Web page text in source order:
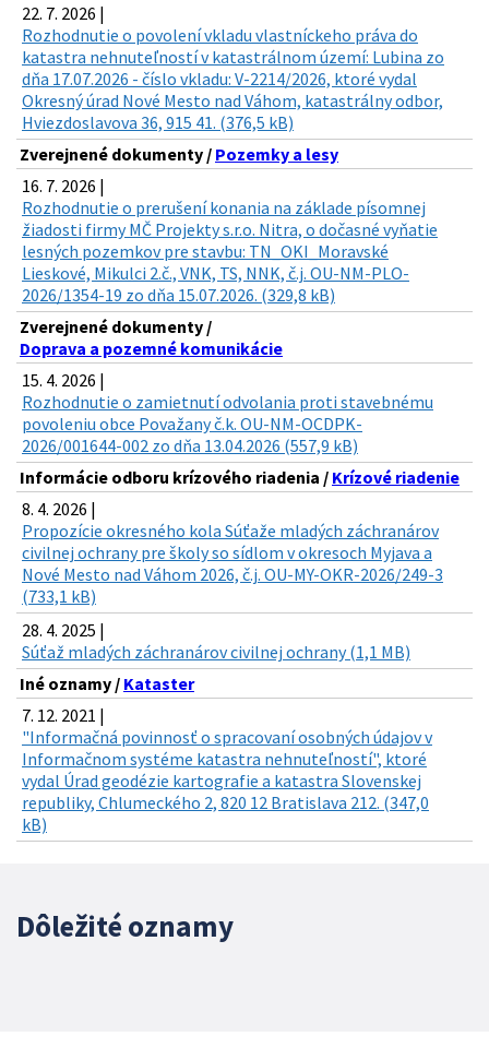
22. 7. 2026 |
Rozhodnutie o povolení vkladu vlastníckeho práva do
katastra nehnuteľností v katastrálnom území: Lubina zo
dňa 17.07.2026 - číslo vkladu: V-2214/2026, ktoré vydal
Okresný úrad Nové Mesto nad Váhom, katastrálny odbor,
Hviezdoslavova 36, 915 41. (376,5 kB)
Zverejnené dokumenty / Pozemky a lesy
16. 7. 2026 |
Rozhodnutie o prerušení konania na základe písomnej
žiadosti firmy MČ Projekty s.r.o. Nitra, o dočasné vyňatie
lesných pozemkov pre stavbu: TN_OKI_Moravské
Lieskové, Mikulci 2.č., VNK, TS, NNK, č.j. OU-NM-PLO-
2026/1354-19 zo dňa 15.07.2026. (329,8 kB)
Zverejnené dokumenty /
Doprava a pozemné komunikácie
15. 4. 2026 |
Rozhodnutie o zamietnutí odvolania proti stavebnému
povoleniu obce Považany č.k. OU-NM-OCDPK-
2026/001644-002 zo dňa 13.04.2026 (557,9 kB)
Informácie odboru krízového riadenia / Krízové riadenie
8. 4. 2026 |
Propozície okresného kola Súťaže mladých záchranárov
civilnej ochrany pre školy so sídlom v okresoch Myjava a
Nové Mesto nad Váhom 2026, č.j. OU-MY-OKR-2026/249-3
(733,1 kB)
28. 4. 2025 |
Súťaž mladých záchranárov civilnej ochrany (1,1 MB)
Iné oznamy / Kataster
7. 12. 2021 |
"Informačná povinnosť o spracovaní osobných údajov v
Informačnom systéme katastra nehnuteľností", ktoré
vydal Úrad geodézie kartografie a katastra Slovenskej
republiky, Chlumeckého 2, 820 12 Bratislava 212. (347,0
kB)
Dôležité oznamy